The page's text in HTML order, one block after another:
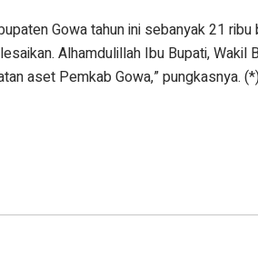
Gowa tahun ini sebanyak 21
Alhamdulillah Ibu Bupati, Wakil
aset Pemkab Gowa,” pungkasnya.